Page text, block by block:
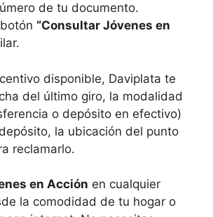
de tu documento.
“Consultar Jóvenes en
disponible, Daviplata te
del último giro, la modalidad
o depósito en efectivo)
la ubicación del punto
reclamarlo.
en Acción en cualquier
la comodidad de tu hogar o